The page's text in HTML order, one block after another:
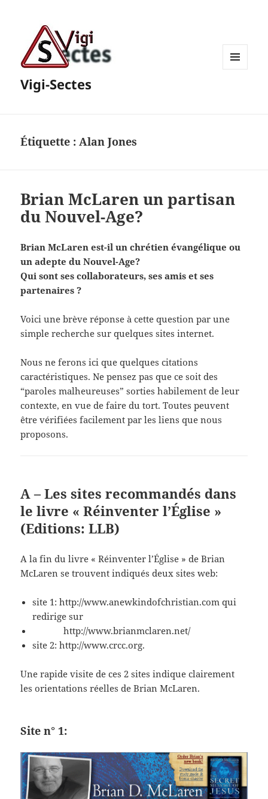
Vigi-Sectes
Étiquette :Alan Jones
Brian McLaren un partisan
du Nouvel-Age?
Brian McLaren est-il un chrétien évangélique ou
un adepte du Nouvel-Age?
Qui sont ses collaborateurs, ses amis et ses
partenaires ?
Voici une brève réponse à cette question par une
simple recherche sur quelques sites internet.
Nous ne ferons ici que quelques citations
caractéristiques. Ne pensez pas que ce soit des
“paroles malheureuses” sorties habilement de leur
contexte, en vue de faire du tort. Toutes peuvent
être vérifiées facilement par les liens que nous
proposons.
A – Lessites recommandés dans
le livre « Réinventer l’Église »
(Editions: LLB)
A la fin du livre « Réinventer l’Église » de Brian
McLaren se trouvent indiqués deux sites web:
site 1: http://www.anewkindofchristian.com qui
redirige sur
http://www.brianmclaren.net/
site 2: http://www.crcc.org.
Une rapide visite de ces 2 sites indique clairement
les orientations réelles de Brian McLaren.
Site n° 1: